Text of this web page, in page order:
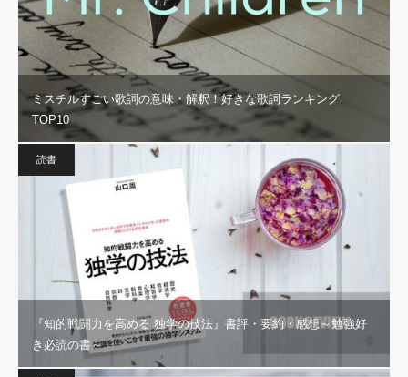
ミスチルすごい歌詞の意味・解釈！好きな歌詞ランキング
TOP10
読書
『知的戦闘力を高める 独学の技法』書評・要約・感想～勉強好
き必読の書～